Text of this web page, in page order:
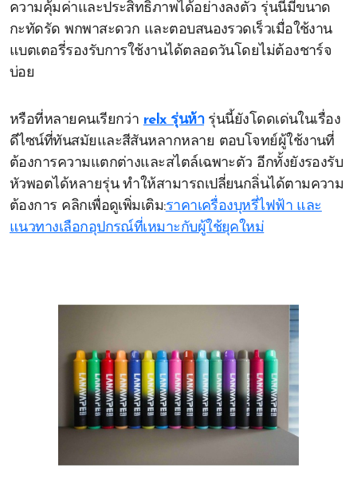
ความคุ้มค่าและประสิทธิภาพได้อย่างลงตัว รุ่นนี้มีขนาด
กะทัดรัด พกพาสะดวก และตอบสนองรวดเร็วเมื่อใช้งาน
แบตเตอรี่รองรับการใช้งานได้ตลอดวันโดยไม่ต้องชาร์จ
บ่อย
หรือที่หลายคนเรียกว่า relx รุ่นห้ารุ่นนี้ยังโดดเด่นในเรื่อง
ดีไซน์ที่ทันสมัยและสีสันหลากหลาย ตอบโจทย์ผู้ใช้งานที่
ต้องการความแตกต่างและสไตล์เฉพาะตัว อีกทั้งยังรองรับ
หัวพอตได้หลายรุ่น ทำให้สามารถเปลี่ยนกลิ่นได้ตามความ
ต้องการ คลิกเพื่อดูเพิ่มเติม:ราคาเครื่องบุหรี่ไฟฟ้า และ
แนวทางเลือกอุปกรณ์ที่เหมาะกับผู้ใช้ยุคใหม่